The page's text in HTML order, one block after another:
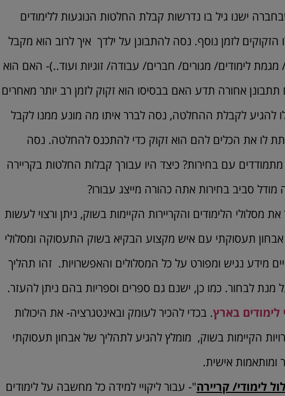
ישנו גיל בו נדרשות קבלת החלטות הנוגעות ללימודים
הזקוקים לזמן נוסף. נסה להתבונן על ילדך איך לרוב הוא מקבל
לימודים/ מגורים/ חברים/ עבודה/ זוגיות ועוד..)- האם הוא
אחורה תדע האם בבסיסו הוא זקוק לזמן רב יותר מאחרים
להגיע לקבלת ההחלטה, נסה לברר איתו מה מונע ממנו לקבל
לו את הכלים להם הוא זקוק כדי להתכנס להחלטה. נסה
עם בחירות? כיצד היו עבורך קבלות החלטות בקריירה
סביב בחירות אתה כהורה מייצג עבורו?
מסלולי הלימודים והקריירות הקיימות בשוק, ניתן ורצוי לעשות
תעסוקתי עם איש מקצוע הבקיא בשוק התעסוקה ומסלולי
מידע נגיש ומפורט על כל המסלולים והאפשרויות. זהו תהליך
לבחור. כמו כן, ישנם גם ספרים וספריות בהם ניתן להעזר.
בארץ. בכדי להכיר לעומק ובאינטגרציה- את היכולות
הקיימות בשוק, מומלץ להגיע לתהליך של אבחון תעסוקתי
ומותאמות אישית.
לימודי/ קריירה"- עבור ליקויי למידה כל מחשבה על לימודים